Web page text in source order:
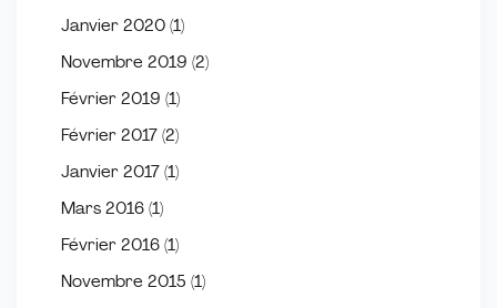
Janvier 2020 (1)
Novembre 2019 (2)
Février 2019 (1)
Février 2017 (2)
Janvier 2017 (1)
Mars 2016 (1)
Février 2016 (1)
Novembre 2015 (1)